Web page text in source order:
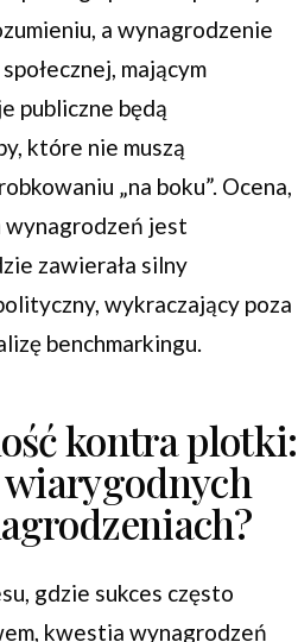
a wynagrodzenie
mającym
publiczne będą
które nie muszą
„na boku”. Ocena,
wynagrodzeń jest
zawierała silny
wykraczający poza
benchmarkingu.
kontra plotki:
gdzie sukces często
kwestia wynagrodzeń